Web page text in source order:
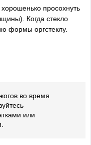
просохнуть
Когда стекло
формы оргстеклу.
во время
или